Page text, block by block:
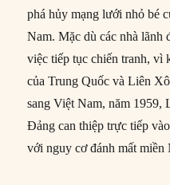
phá hủy mạng lưới nhỏ bé
Nam. Mặc dù các nhà lãnh
việc tiếp tục chiến tranh, vì
của Trung Quốc và Liên
sang Việt Nam, năm 1959,
Đảng can thiệp trực tiếp
với nguy cơ đánh mất miền